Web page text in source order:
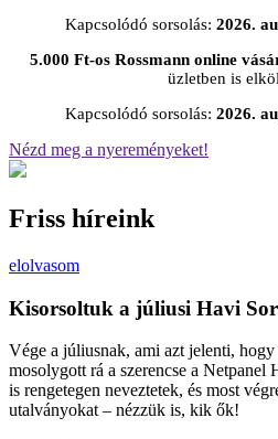
Kapcsolódó sorsolás: 2026.
5.000 Ft-os Rossmann online
üzletben is
Kapcsolódó sorsolás: 2026.
Nézd meg a nyereményeket!
Friss híreink
elolvasom
Kisorsoltuk a júliusi Havi
Vége a júliusnak, ami azt jelenti,
mosolygott rá a szerencse a Netpanel
is rengetegen neveztetek, és most
utalványokat – nézzük is, kik ők!